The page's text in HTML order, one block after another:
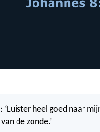
‘Luister heel goed naar
de zonde.’